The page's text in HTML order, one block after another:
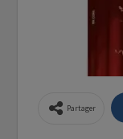
Partager